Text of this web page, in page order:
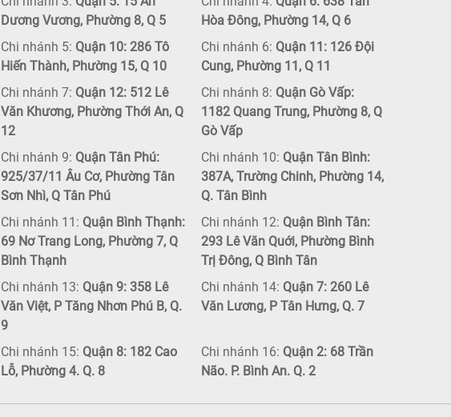
Dương Vương, Phường 8, Q 5
Hòa Đông, Phường 14, Q 6
Chi nhánh 5: Quận 10: 286 Tô
Hiến Thành, Phường 15, Q 10
Chi nhánh 6: Quận 11: 126 Đội
Cung, Phường 11, Q 11
Chi nhánh 7: Quận 12: 512 Lê
Văn Khương, Phường Thới An, Q
12
Chi nhánh 8: Quận Gò Vấp:
1182 Quang Trung, Phường 8, Q
Gò Vấp
Chi nhánh 9: Quận Tân Phú:
925/37/11 Âu Cơ, Phường Tân
Sơn Nhì, Q Tân Phú
Chi nhánh 10: Quận Tân Bình:
387A, Trường Chinh, Phường 14,
Q. Tân Bình
Chi nhánh 11: Quận Bình Thạnh:
69 Nơ Trang Long, Phường 7, Q
Bình Thạnh
Chi nhánh 12: Quận Bình Tân:
293 Lê Văn Quới, Phường Bình
Trị Đông, Q Bình Tân
Chi nhánh 13: Quận 9: 358 Lê
Văn Việt, P Tăng Nhơn Phú B, Q.
9
Chi nhánh 14: Quận 7: 260 Lê
Văn Lương, P Tân Hưng, Q. 7
Chi nhánh 15: Quận 8: 182 Cao
Lỗ, Phường 4. Q. 8
Chi nhánh 16: Quận 2: 68 Trần
Não. P. Bình An. Q. 2